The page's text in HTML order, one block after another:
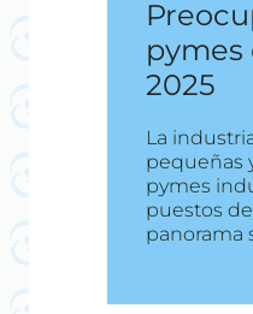
pymes
2025
La
pequeñas
pymes
puestos
panorama